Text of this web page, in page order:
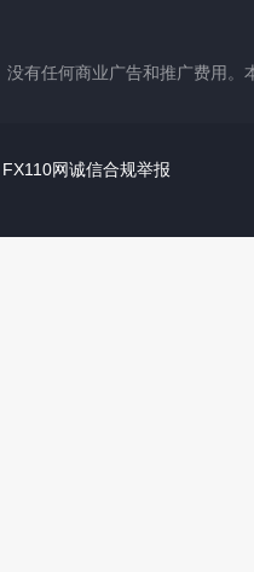
没有任何商业广告和推广费用
FX110网诚信合规举报